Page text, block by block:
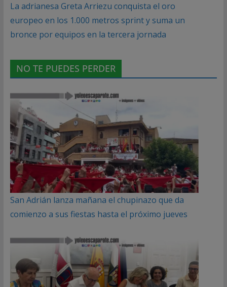
La adrianesa Greta Arriezu conquista el oro
europeo en los 1.000 metros sprint y suma un
bronce por equipos en la tercera jornada
NO TE PUEDES PERDER
San Adrián lanza mañana el chupinazo que da
comienzo a sus fiestas hasta el próximo jueves